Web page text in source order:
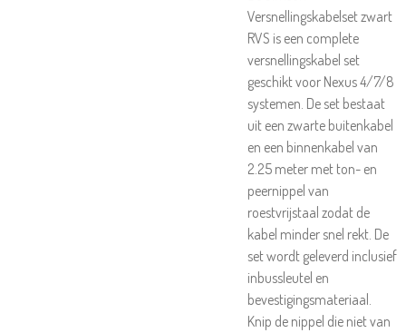
Versnellingskabelset zwart
RVS is een complete
versnellingskabel set
geschikt voor Nexus 4/7/8
systemen. De set bestaat
uit een zwarte buitenkabel
en een binnenkabel van
2.25 meter met ton- en
peernippel van
roestvrijstaal zodat de
kabel minder snel rekt. De
set wordt geleverd inclusief
inbussleutel en
bevestigingsmateriaal.
Knip de nippel die niet van